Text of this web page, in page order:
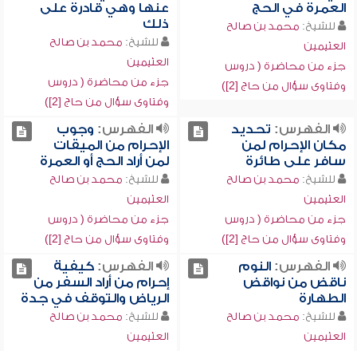
العمرة في الحج
للشيخ: محمد بن صالح
العثيمين
جزء من محاضرة ( دروس
وفتاوى سؤال من حاج [2])
عنها وهي قادرة على
ذلك
للشيخ: محمد بن صالح
العثيمين
جزء من محاضرة ( دروس
وفتاوى سؤال من حاج [2])
الفهرس: تحديد
مكان الإحرام لمن
سافر على طائرة
للشيخ: محمد بن صالح
العثيمين
جزء من محاضرة ( دروس
وفتاوى سؤال من حاج [2])
الفهرس: وجوب
الإحرام من الميقات
لمن أراد الحج أو العمرة
للشيخ: محمد بن صالح
العثيمين
جزء من محاضرة ( دروس
وفتاوى سؤال من حاج [2])
الفهرس:النوم
ناقض من نواقض
الطهارة
للشيخ: محمد بن صالح
العثيمين
الفهرس:كيفية
إحرام من أراد السفر من
الرياض والتوقف في جدة
للشيخ: محمد بن صالح
العثيمين